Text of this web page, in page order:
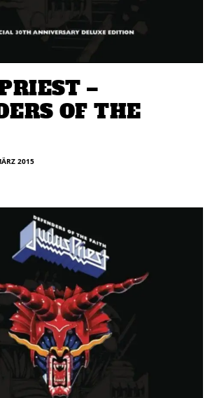
–
OF THE
2015